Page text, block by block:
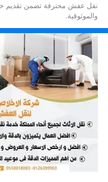
نقل عفش محترفة تضمن تقديم
والموثوقية.